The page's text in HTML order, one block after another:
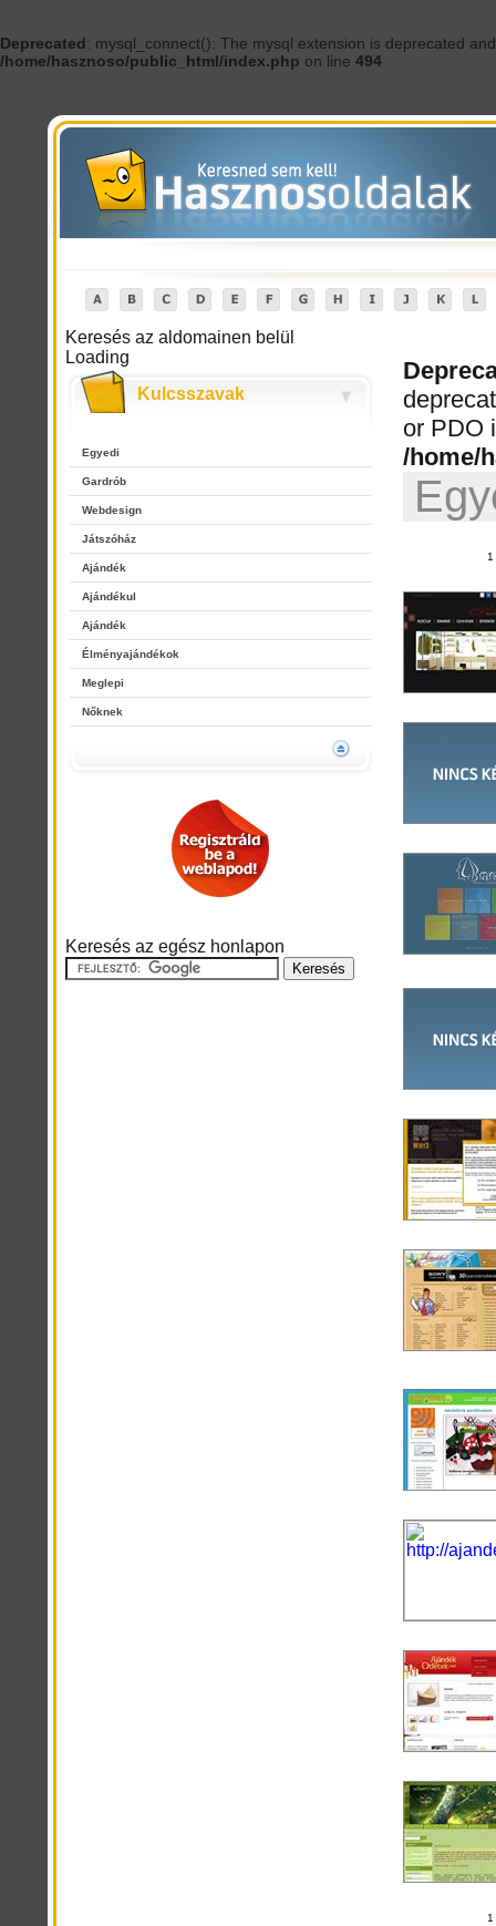
Deprecated: mysql_connect(): The mysql extension is deprecated
/home/hasznoso/public_html/index.php on line 494
Keresés az aldomainen belül
Loading
Kulcsszavak
Egyedi
Gardrób
Webdesign
Játszóház
Ajándék
Ajándékul
Ajándék
Élményajándékok
Meglepi
Nőknek
Keresés az egész honlapon
or PDO
/home/
1
1